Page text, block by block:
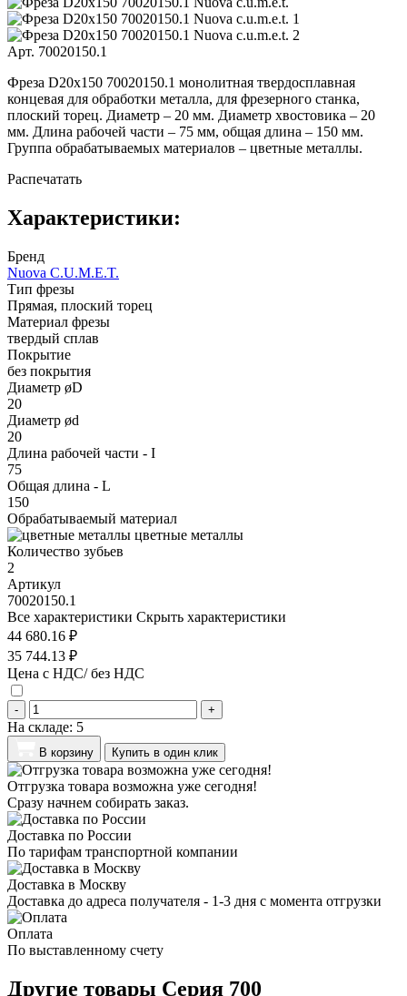
Арт. 70020150.1
Фреза D20x150 70020150.1 монолитная твердосплавная
концевая для обработки металла, для фрезерного станка,
плоский торец. Диаметр – 20 мм. Диаметр хвостовика – 20
мм. Длина рабочей части – 75 мм, общая длина – 150 мм.
Группа обрабатываемых материалов – цветные металлы.
Распечатать
Характеристики:
Бренд
Nuova C.U.M.E.T.
Тип фрезы
Прямая, плоский торец
Материал фрезы
твердый сплав
Покрытие
без покрытия
Диаметр øD
20
Диаметр ød
20
Длина рабочей части - I
75
Общая длина - L
150
Обрабатываемый материал
цветные металлы
Количество зубьев
2
Артикул
70020150.1
Все характеристики Скрыть характеристики
44 680.16 ₽
35 744.13 ₽
Цена с НДС/ без НДС
- +
На складе: 5
В корзину Купить в один клик
Отгрузка товара возможна уже сегодня!
Сразу начнем собирать заказ.
Доставка по России
По тарифам транспортной компании
Доставка в Москву
Доставка до адреса получателя - 1-3 дня с момента отгрузки
Оплата
По выставленному счету
Другие товары Серия 700